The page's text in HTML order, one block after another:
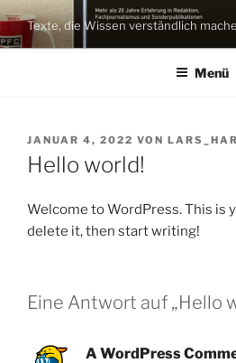
Zum
Inhalt
springen
Texte, die Wissen verständlich
Menü
VERÖFFENTLICHT
AM
JANUAR 4, 2022 VON
Hello world!
Welcome to WordPress. This is
delete it, then start writing!
Eine Antwort auf „Hello
A WordPress